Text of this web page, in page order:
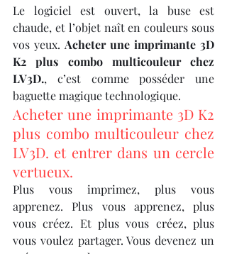
Le logiciel est ouvert, la buse est
chaude, et l’objet naît en couleurs sous
vos yeux. Acheter une imprimante 3D
K2 plus combo multicouleur chez
LV3D., c’est comme posséder une
baguette magique technologique.
Acheter une imprimante 3D K2
plus combo multicouleur chez
LV3D. et entrer dans un cercle
vertueux.
Plus vous imprimez, plus vous
apprenez. Plus vous apprenez, plus
vous créez. Et plus vous créez, plus
vous voulez partager. Vous devenez un